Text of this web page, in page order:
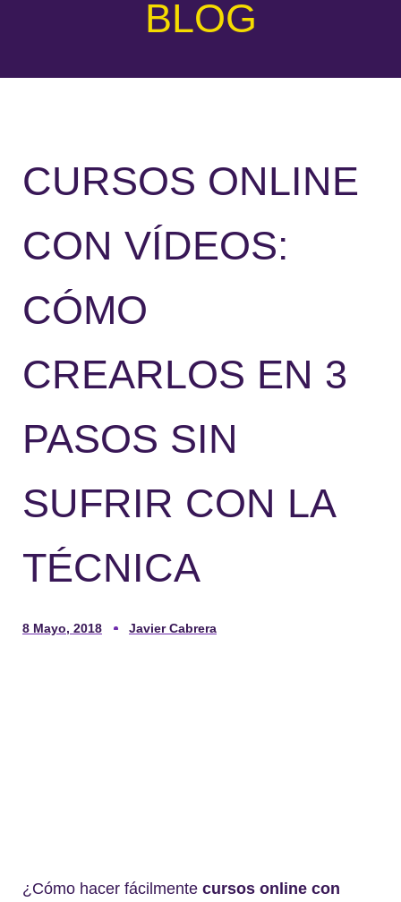
BLOG
CURSOS ONLINE
CON VÍDEOS:
CÓMO
CREARLOS EN 3
PASOS SIN
SUFRIR CON LA
TÉCNICA
8 Mayo, 2018 Javier Cabrera
¿Cómo hacer fácilmente cursos online con